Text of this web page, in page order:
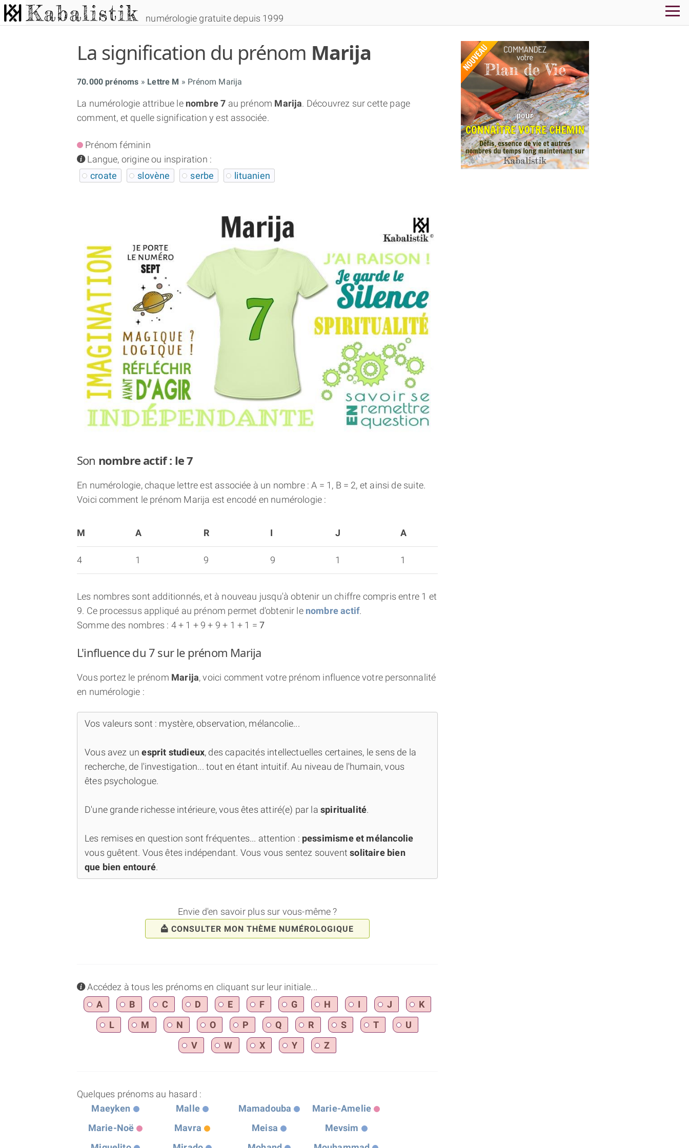
numérologie gratuite depuis 1999
La signification du prénom Marija
70.000 prénoms Lettre M Prénom Marija
La numérologie attribue le nombre 7 au prénom Marija. Découvrez sur cette page
comment, et quelle signification y est associée.
Prénom féminin
infoLangue, origine ou inspiration :
croate
slovène serbe lituanien
Son nombre actif : le 7
En numérologie, chaque lettre est associée à un nombre : A = 1, B = 2, et ainsi de suite.
Voici comment le prénom Marija est encodé en numérologie :
M A R I J A
4 1 9 9 1 1
Les nombres sont additionnés, et à nouveau jusqu'à obtenir un chiffre compris entre 1 et
9. Ce processus appliqué au prénom permet d'obtenir le nombre actif.
Somme des nombres : 4 + 1 + 9 + 9 + 1 + 1 = 7
L'influence du 7 sur le prénom Marija
Vous portez le prénom Marija, voici comment votre prénom influence votre personnalité
en numérologie :
Vos valeurs sont : mystère, observation, mélancolie...
Vous avez unesprit studieux, des capacités intellectuelles certaines, le sens de la
recherche, de l'investigation... tout en étant intuitif. Au niveau de l'humain, vous
êtes psychologue.
D'une grande richesse intérieure, vous êtes attiré(e) par laspiritualité.
Les remises en question sont fréquentes... attention : pessimisme et mélancolie
vous guêtent. Vous êtes indépendant. Vous vous sentez souventsolitaire bien
que bien entouré.
Envie d'en savoir plus sur vous-même ?
CONSULTER MON THÈME NUMÉROLOGIQUE
infoAccédez à tous les prénoms en cliquant sur leur initiale...
A
B C D E F G H I J
K
L
M N O P Q R S T
U
V
W X Y Z
Quelques prénoms au hasard :
Maeyken
Malle Mamadouba
Marie-Amelie
Marie-Noë
Mavra Meisa
Mevsim
THÈME « DOUBLE JE »
APPRENDRE LA NUMÉROLOGIE
EXPLORER LA NUMÉROLOGIE
70.000 PRÉNOMS
(À PROPOS)